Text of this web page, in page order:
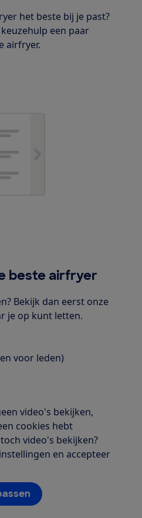
het beste bij je past?
een paar
airfryer.
beste airfryer
Bekijk dan eerst onze
je op kunt letten.
voor leden)
video's bekijken,
cookies hebt
video's bekijken?
en accepteer